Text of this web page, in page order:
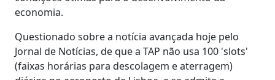
economia.
Questionado sobre a notícia avançada hoje pelo
Jornal de Notícias, de que a TAP não usa 100 'slots'
(faixas horárias para descolagem e aterragem)